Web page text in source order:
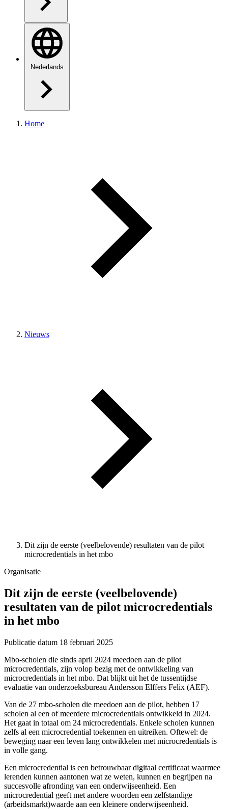
Nederlands
Home
Nieuws
Dit zijn de eerste (veelbelovende) resultaten van de pilot
microcredentials in het mbo
Organisatie
Dit zijn de eerste (veelbelovende)
resultaten van de pilot microcredentials
in het mbo
Publicatie datum 18 februari 2025
Mbo-scholen die sinds april 2024 meedoen aan de pilot
microcredentials, zijn volop bezig met de ontwikkeling van
microcredentials in het mbo. Dat blijkt uit het de tussentijdse
evaluatie van onderzoeksbureau Andersson Elffers Felix (AEF).
Van de 27 mbo-scholen die meedoen aan de pilot, hebben 17
scholen al een of meerdere microcredentials ontwikkeld in 2024.
Het gaat in totaal om 24 microcredentials. Enkele scholen kunnen
zelfs al een microcredential toekennen en uitreiken. Oftewel: de
beweging naar een leven lang ontwikkelen met microcredentials is
in volle gang.
Een microcredential is een betrouwbaar digitaal certificaat waarmee
lerenden kunnen aantonen wat ze weten, kunnen en begrijpen na
succesvolle afronding van een onderwijseenheid. Een
microcredential geeft met andere woorden een zelfstandige
(arbeidsmarkt)waarde aan een kleinere onderwijseenheid.